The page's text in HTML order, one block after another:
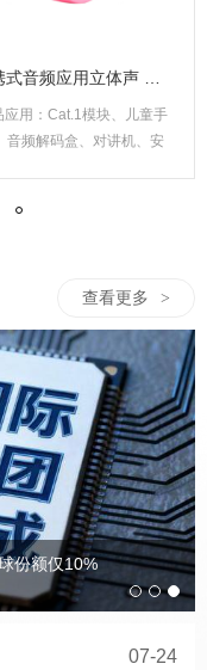
便携式音频应用立体声 CODEC
应用：Cat.1模块、儿童手
音频解码盒、对讲机、安
高性能 44 通道互电容多点触摸屏控制芯片
应用：触摸屏、触摸板、
平板等产品
8 位 MTP 带 EEPROM 类型 SuLED
品应用：补水仪（雾化
，挂脖风扇，眼部按摩
仪，儿童玩具等。
镍氢/镍镉充电IC
应用：电子玩具USB充电
器等产品
/ 99:59 计时器 IC
应用：停车定 时报警器、
定时器、厨房定时器等
查看更多 >
份额仅10%
07-24